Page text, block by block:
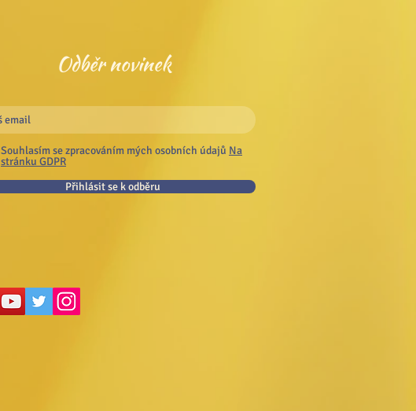
Odběr novinek
Souhlasím se zpracováním mých osobních údajů Na
stránku GDPR
Přihlásit se k odběru